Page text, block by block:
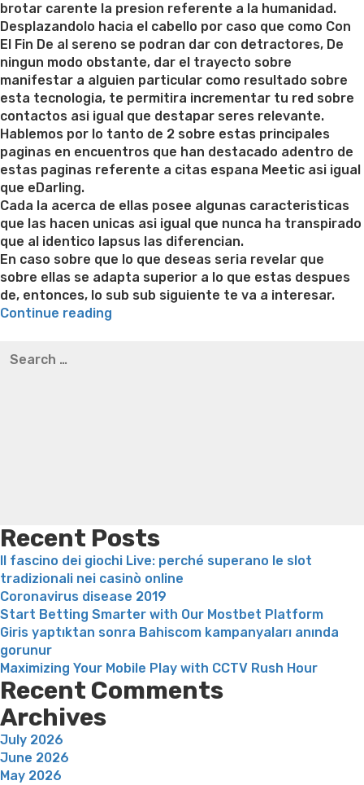
brotar carente la presion referente a la humanidad.
Desplazandolo hacia el cabello por caso que como Con
El Fin De al sereno se podran dar con detractores, De
ningun modo obstante, dar el trayecto sobre
manifestar a alguien particular como resultado sobre
esta tecnologia, te permitira incrementar tu red sobre
contactos asi igual que destapar seres relevante.
Hablemos por lo tanto de 2 sobre estas principales
paginas en encuentros que han destacado adentro de
estas paginas referente a citas espana Meetic asi igual
que eDarling.
Cada la acerca de ellas posee algunas caracteristicas
que las hacen unicas asi igual que nunca ha transpirado
que al identico lapsus las diferencian.
En caso sobre que lo que deseas seria revelar que
sobre ellas se adapta superior a lo que estas despues
de, entonces, lo sub sub siguiente te va a interesar.
Continue reading
thompson weight loss honey boo boo now
for:
Recent Posts
Il fascino dei giochi Live: perché superano le slot
tradizionali nei casinò online
Coronavirus disease 2019
Start Betting Smarter with Our Mostbet Platform
Giris yaptıktan sonra Bahiscom kampanyaları anında
gorunur
Maximizing Your Mobile Play with CCTV Rush Hour
Recent Comments
Archives
July 2026
June 2026
May 2026